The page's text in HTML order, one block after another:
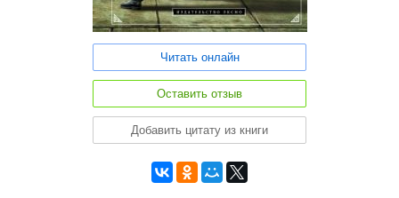
Читать онлайн
Оставить отзыв
Добавить цитату из книги